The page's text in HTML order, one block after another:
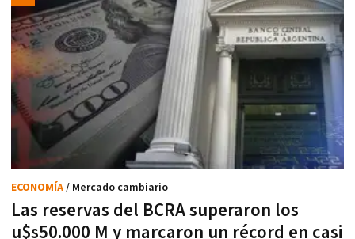
Las reservas del BCRA superaron los
u$s50.000 M y marcaron un récord en casi
ECONOMÍA/ Mercado cambiario